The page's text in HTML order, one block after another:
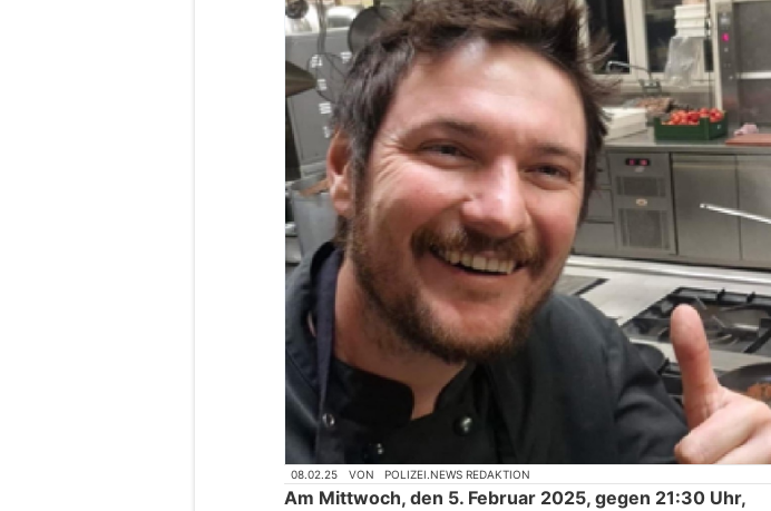
08.02.25 VON POLIZEI.NEWS REDAKTION
Am Mittwoch, den 5. Februar 2025, gegen 21:30 Uhr,